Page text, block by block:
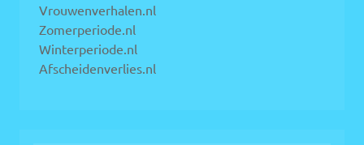
Vrouwenverhalen.nl
Zomerperiode.nl
Winterperiode.nl
Afscheidenverlies.nl